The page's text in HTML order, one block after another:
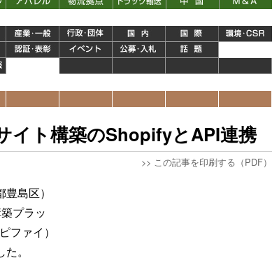
イト構築のShopifyとAPI連携
>> この記事を印刷する（PDF）
島区）
プラッ
ファイ）
。